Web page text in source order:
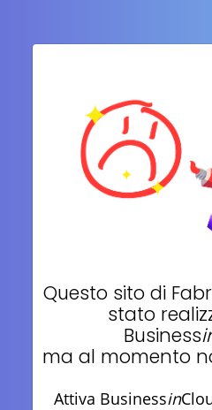
Questo sito di
stato
Business
ma al momento
Attiva Businessin